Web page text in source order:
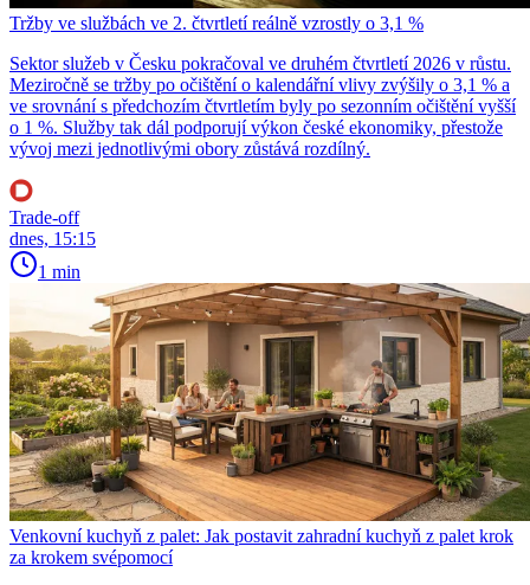
Tržby ve službách ve 2. čtvrtletí reálně vzrostly o 3,1 %
Sektor služeb v Česku pokračoval ve druhém čtvrtletí 2026 v růstu.
Meziročně se tržby po očištění o kalendářní vlivy zvýšily o 3,1 % a
ve srovnání s předchozím čtvrtletím byly po sezonním očištění vyšší
o 1 %. Služby tak dál podporují výkon české ekonomiky, přestože
vývoj mezi jednotlivými obory zůstává rozdílný.
Trade-off
dnes, 15:15
1 min
Venkovní kuchyň z palet: Jak postavit zahradní kuchyň z palet krok
za krokem svépomocí